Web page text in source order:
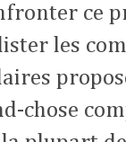
ce
les
chose